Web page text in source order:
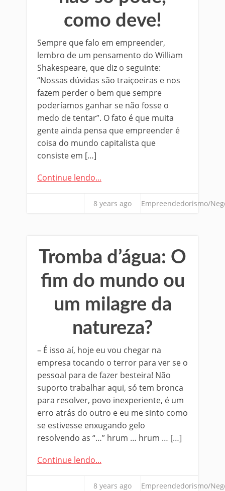
como deve!
Sempre que falo em empreender,
lembro de um pensamento do William
Shakespeare, que diz o seguinte:
“Nossas dúvidas são traiçoeiras e nos
fazem perder o bem que sempre
poderíamos ganhar se não fosse o
medo de tentar”. O fato é que muita
gente ainda pensa que empreender é
coisa do mundo capitalista que
consiste em […]
Continue lendo...
8 years ago Empreendedorismo/
Tromba d’água: O
fim do mundo ou
um milagre da
natureza?
– É isso aí, hoje eu vou chegar na
empresa tocando o terror para ver se o
pessoal para de fazer besteira! Não
suporto trabalhar aqui, só tem bronca
para resolver, povo inexperiente, é um
erro atrás do outro e eu me sinto como
se estivesse enxugando gelo
resolvendo as “…” hrum … hrum … […]
Continue lendo...
8 years ago Empreendedorismo/